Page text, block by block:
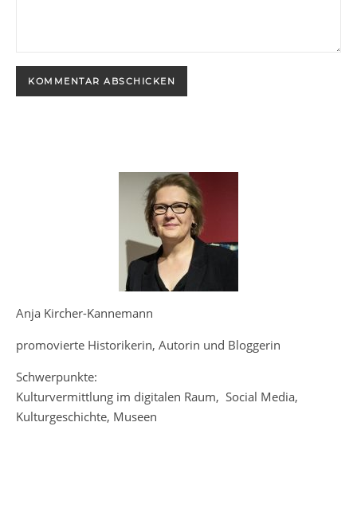
Anja Kircher-Kannemann
promovierte Historikerin, Autorin und Bloggerin
Schwerpunkte:
Kulturvermittlung im digitalen Raum, Social Media,
Kulturgeschichte, Museen